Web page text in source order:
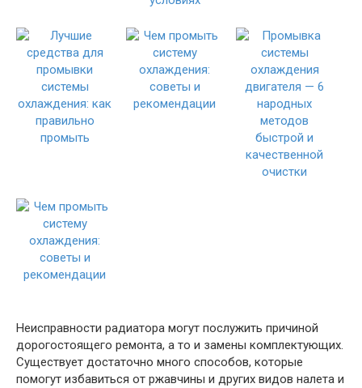
Неисправности радиатора могут послужить причиной
дорогостоящего ремонта, а то и замены комплектующих.
Существует достаточно много способов, которые
помогут избавиться от ржавчины и других видов налета и